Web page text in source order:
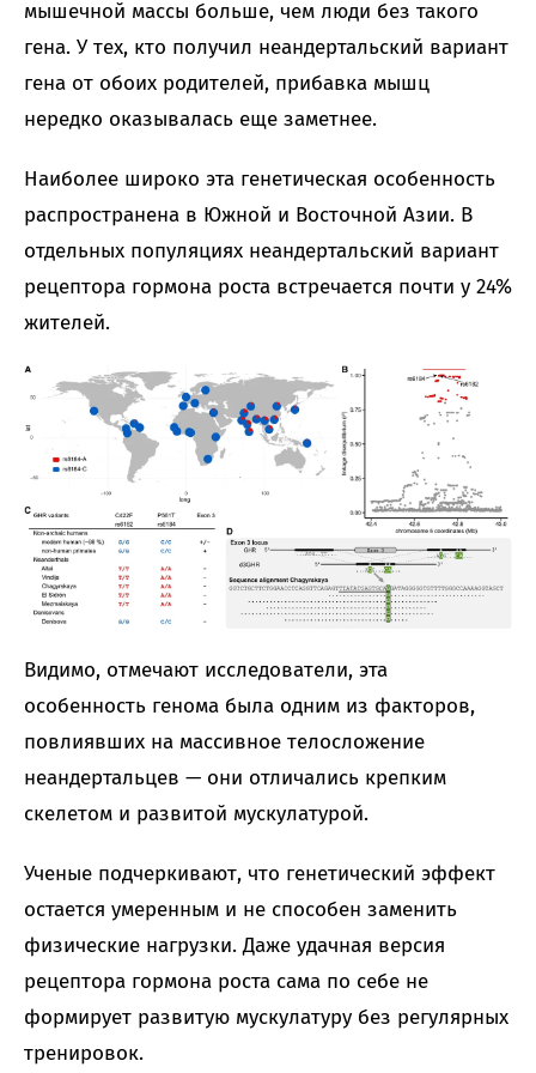
мышечной массы больше, чем люди без такого
гена. У тех, кто получил неандертальский вариант
гена от обоих родителей, прибавка мышц
нередко оказывалась еще заметнее.
Наиболее широко эта генетическая особенность
распространена в Южной и Восточной Азии. В
отдельных популяциях неандертальский вариант
рецептора гормона роста встречается почти у 24%
жителей.
Видимо, отмечают исследователи, эта
особенность генома была одним из факторов,
повлиявших на массивное телосложение
неандертальцев — они отличались крепким
скелетом и развитой мускулатурой.
Ученые подчеркивают, что генетический эффект
остается умеренным и не способен заменить
физические нагрузки. Даже удачная версия
рецептора гормона роста сама по себе не
формирует развитую мускулатуру без регулярных
тренировок.